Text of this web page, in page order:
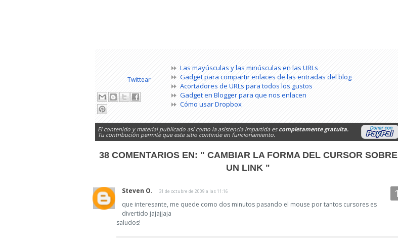
Las mayúsculas y las minúsculas en las URLs
Gadget para compartir enlaces de las entradas del blog
Acortadores de URLs para todos los gustos
Gadget en Blogger para que nos enlacen
Cómo usar Dropbox
Twittear
El contenido y material publicado así como la asistencia impartida es completamente gratuita.
Tu contribución permite que este sitio continúe en funcionamiento.
38 COMENTARIOS EN: " CAMBIAR LA FORMA DEL CURSOR SOBRE
UN LINK "
Steven O. 31 de octubre de 2009 a las 11:16
que interesante, me quede como dos minutos pasando el mouse por tantos cursores es
divertido jajajjaja
saludos!